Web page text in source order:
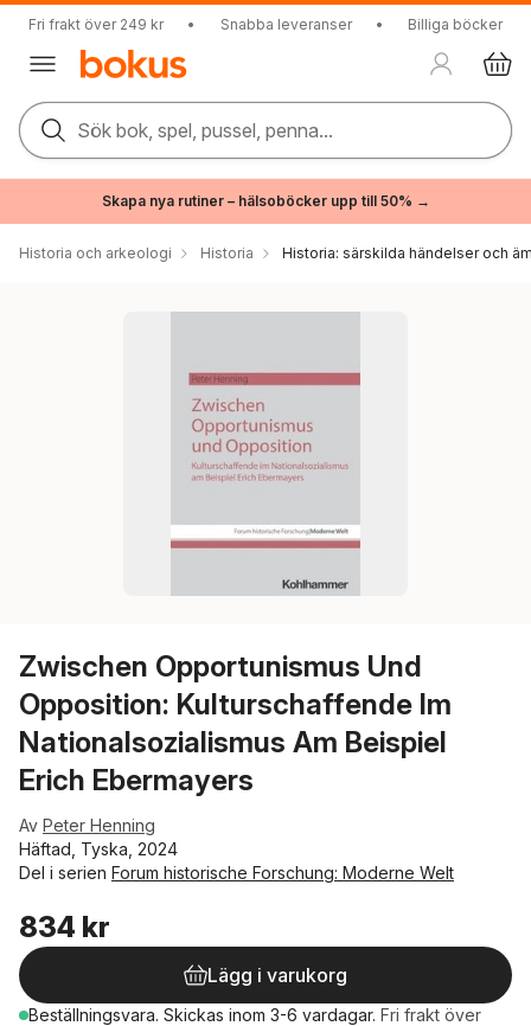
Fri frakt över 249 kr • Snabba leveranser • Billiga böcker
Sök bok, spel, pussel, penna...
Skapa nya rutiner – hälsoböcker upp till 50% →
Historia och arkeologi Historia Historia: särskilda händelser och
Zwischen Opportunismus Und
Opposition: Kulturschaffende Im
Nationalsozialismus Am Beispiel
Erich Ebermayers
Av Peter Henning
Häftad, Tyska, 2024
Del i serien Forum historische Forschung: Moderne Welt
834 kr
Lägg i varukorg
Beställningsvara. Skickas inom 3-6 vardagar. Fri frakt över